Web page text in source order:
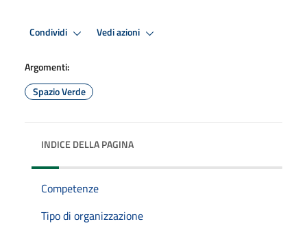
Condividi Vedi azioni
Argomenti:
Spazio Verde
INDICE DELLA PAGINA
Competenze
Tipo di organizzazione